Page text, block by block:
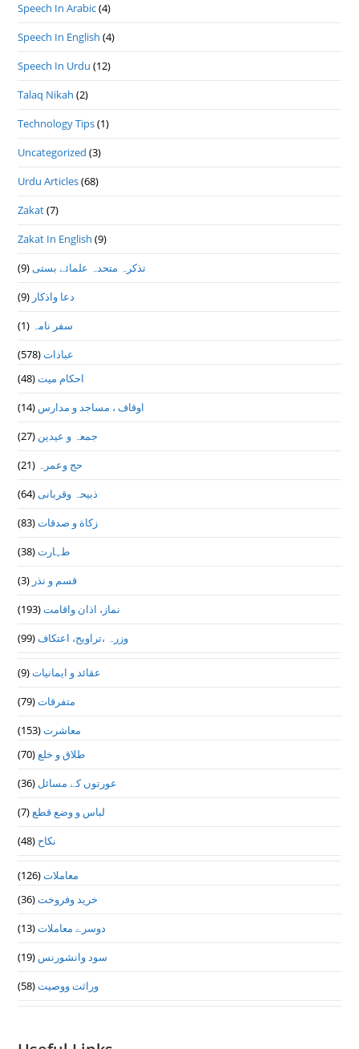
Speech In Arabic(4)
Speech In English (4)
Speech In Urdu (12)
Talaq Nikah (2)
Technology Tips(1)
Uncategorized (3)
Urdu Articles(68)
Zakat(7)
Zakat In English (9)
تذكرہ متحدہ علمائے بستى(9)
دعا واذكار (9)
سفر نامہ (1)
عبادات(578)
احکام میت(48)
اوقاف ، مساجد و مدارس (14)
جمعہ و عیدین (27)
حج وعمرہ (21)
ذبیحہ وقربانی(64)
زکاة و صدقات(83)
طہارت(38)
قسم و نذر (3)
نماز، اذان واقامت(193)
وزرہ ،تراويح، اعتكاف(99)
عقائد و ایمانیات(9)
متفرقات(79)
معاشرت(153)
طلاق و خلع(70)
عورتوں کے مسائل (36)
لباس و وضع قطع(7)
نکاح (48)
معاملات(126)
خرید وفروخت(36)
دوسرے معاملات(13)
سود وانشورنس (19)
وراثت ووصيت(58)